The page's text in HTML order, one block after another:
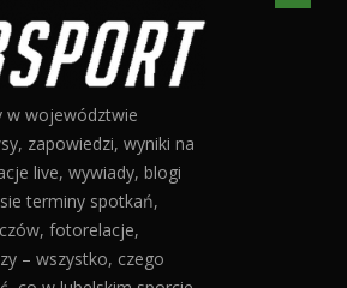
w województwie
zapowiedzi, wyniki na
live, wywiady, blogi
terminy spotkań,
fotorelacje,
– wszystko, czego